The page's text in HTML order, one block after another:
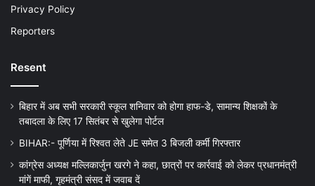
Privacy Policy
Reporters
Resent
बिहार में अब सभी सरकारी स्कूल शनिवार को होगा हाफ-डे, सामान्य शिक्षकों के
तबादला के लिए 17 सितंबर से खुलेगा पोर्टल
BIHAR:- पूर्णिया में रिश्वत लेते JE समेत 3 बिजली कर्मी गिरफ्तार
कांग्रेस अध्यक्ष मल्लिकार्जुन खरगे ने कहा, छात्रों पर कार्रवाई को लेकर प्रधानमंत्री
मांगें माफी, गृहमंत्री संसद में जवाब दें